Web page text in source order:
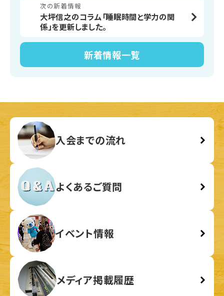
新着情報一覧
次の新着情報
大坪信之のコラム「睡眠時間と学力の関
係」を更新しました。
入会までの流れ
よくあるご質問
イベント情報
メディア掲載履歴